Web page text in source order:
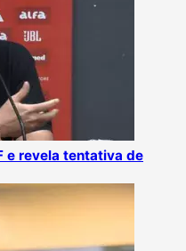
e revela tentativa de